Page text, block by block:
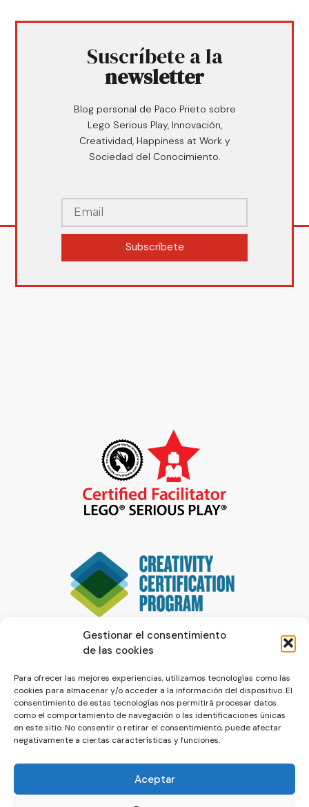
Gestionar el consentimiento
de las cookies
Para ofrecer las mejores experiencias, utilizamos tecnologías como las
cookies para almacenar y/o acceder a la información del dispositivo. El
consentimiento de estas tecnologías nos permitirá procesar datos
como el comportamiento de navegación o las identificaciones únicas
en este sitio. No consentir o retirar el consentimiento, puede afectar
negativamente a ciertas características y funciones.
Aceptar
Suscríbete a la
newsletter
Blog personal de Paco Prieto sobre
Lego Serious Play, Innovación,
Creatividad, Happiness at Work y
Sociedad del Conocimiento.
Subscríbete